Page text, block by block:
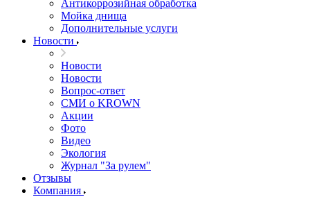
Антикоррозийная обработка
Мойка днища
Дополнительные услуги
Новости
Новости
Новости
Вопрос-ответ
СМИ о KROWN
Акции
Фото
Видео
Экология
Журнал "За рулем"
Отзывы
Компания